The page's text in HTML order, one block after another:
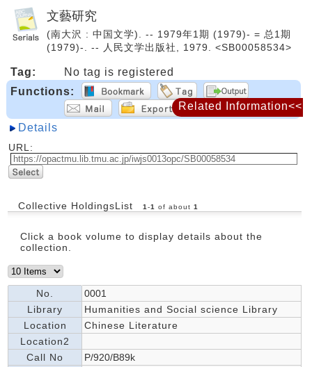
文藝研究
(南大沢 : 中国文学). -- 1979年1期 (1979)- = 总1期
(1979)-. -- 人民文学出版社, 1979. <SB00058534>
Tag:
No tag is registered
Functions:
Details
URL:
Collective HoldingsList 1 -1 of about 1
Click a book volume to display details about the
collection.
No.
0001
Library
Humanities and Social science Library
Location
Chinese Literature
Location2
Call No
P/920/B89k
Related Information<<